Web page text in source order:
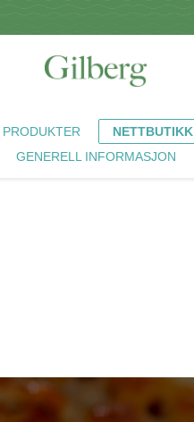
NETTBUTIKK
GENERELL INFORMASJON